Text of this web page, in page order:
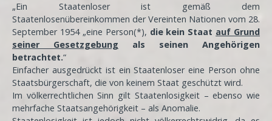
„Ein Staatenloser ist gemäß dem
Staatenlosenübereinkommen der Vereinten Nationen vom 28.
September 1954 „eine Person(*), die kein Staat auf Grund
seiner Gesetzgebung als seinen Angehörigen
betrachtet.“
Einfacher ausgedrückt ist ein Staatenloser eine Person ohne
Staatsbürgerschaft, die von keinem Staat geschützt wird.
Im völkerrechtlichen Sinn gilt Staatenlosigkeit – ebenso wie
mehrfache Staatsangehörigkeit – als Anomalie.